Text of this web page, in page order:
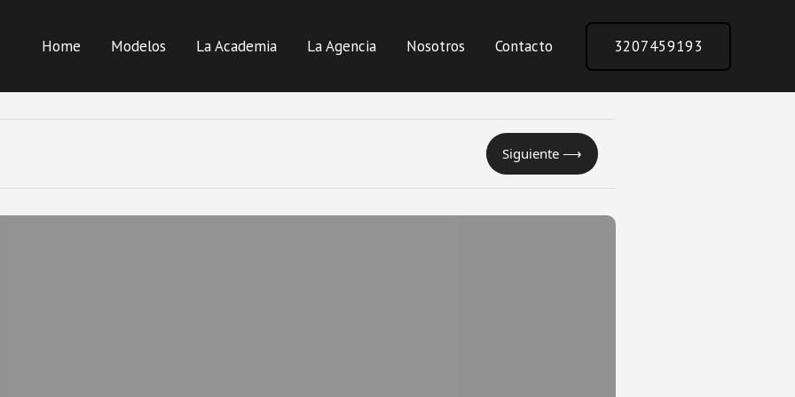
Home Modelos La Academia La Agencia Nosotros Contacto 3207459193
Siguiente ⟶